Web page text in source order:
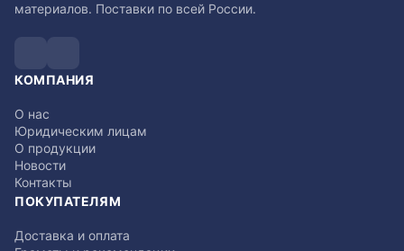
материалов. Поставки по всей России.
КОМПАНИЯ
О нас
Юридическим лицам
О продукции
Новости
Контакты
ПОКУПАТЕЛЯМ
Доставка и оплата